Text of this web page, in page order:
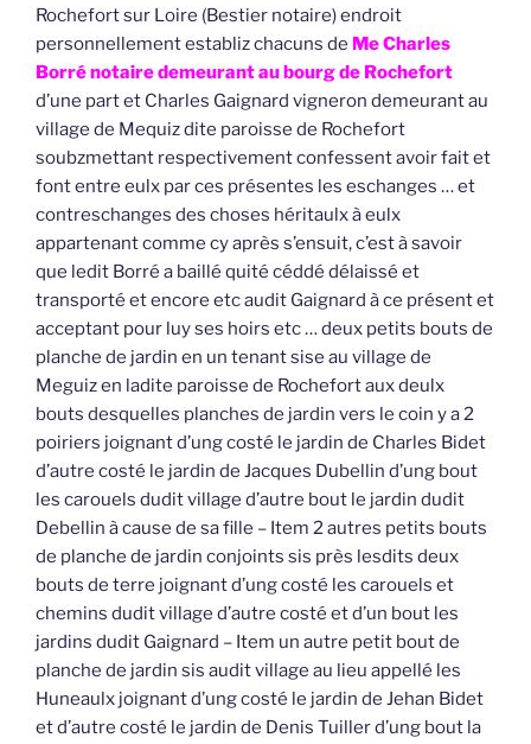
Rochefort sur Loire (Bestier notaire) endroit
personnellement establiz chacuns de Me Charles
Borré notaire demeurant au bourg de Rochefort
d’une part et Charles Gaignard vigneron demeurant au
village de Mequiz dite paroisse de Rochefort
soubzmettant respectivement confessent avoir fait et
font entre eulx par ces présentes les eschanges … et
contreschanges des choses héritaulx à eulx
appartenant comme cy après s’ensuit, c’est à savoir
que ledit Borré a baillé quité céddé délaissé et
transporté et encore etc audit Gaignard à ce présent et
acceptant pour luy ses hoirs etc … deux petits bouts de
planche de jardin en un tenant sise au village de
Meguiz en ladite paroisse de Rochefort aux deulx
bouts desquelles planches de jardin vers le coin y a 2
poiriers joignant d’ung costé le jardin de Charles Bidet
d’autre costé le jardin de Jacques Dubellin d’ung bout
les carouels dudit village d’autre bout le jardin dudit
Debellin à cause de sa fille – Item 2 autres petits bouts
de planche de jardin conjoints sis près lesdits deux
bouts de terre joignant d’ung costé les carouels et
chemins dudit village d’autre costé et d’un bout les
jardins dudit Gaignard – Item un autre petit bout de
planche de jardin sis audit village au lieu appellé les
Huneaulx joignant d’ung costé le jardin de Jehan Bidet
et d’autre costé le jardin de Denis Tuiller d’ung bout la